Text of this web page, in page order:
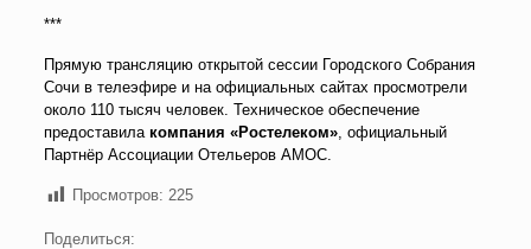
***
Прямую трансляцию открытой сессии Городского Собрания
Сочи в телеэфире и на официальных сайтах просмотрели
около 110 тысяч человек. Техническое обеспечение
предоставила компания «Ростелеком», официальный
Партнёр Ассоциации Отельеров АМОС.
Просмотров: 225
Поделиться: